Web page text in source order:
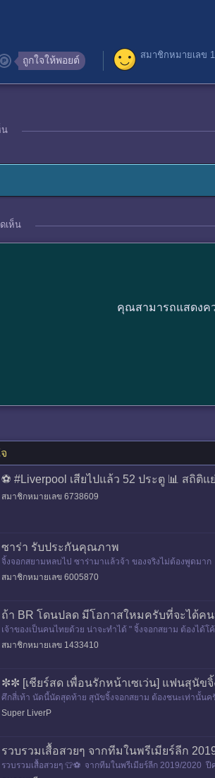
ถูกใจให้พอยต์ สมาชิกหมายเลข
น
เห็น
คุณสามารถแสดงค
⚽ #Liverpool เสียไปแล้ว 52 ประตู 📊 สถิ
สมาชิกหมายเลข 6738609
ซาร่า รับประกันคุณภาพ
จิ้งจอกสยามหลบไป ซาร่ามาแล้วจ้า ของจริงไม่ต้องพูดมาก
สมาชิกหมายเลข 6005870
ถ้า BR โดนปลด มีโอกาสใหมครับที่จะได้ค
เจ้าของเป็นคนไทยด้วย น่าจะทําได้ " จิ้งจอกสยาม ต้องได้โ
สมาชิกหมายเลข 1433410
✼✼ [เชียร์สด เพื่อนรักหน้าเซเว่น] แฟนสุนั
ศึกสี่เท้า นัดนี้นัดสุดท้าย สุนัขจิ้งจอกสยาม ต้องชนะเท่านั้นค
Super LiverP
รวบรวมเสื้อสวยๆ จากทีมในพรีเมียร์​ลีก​
รวบรวมเสื้อสวยๆ 👕⚽ จากทีมในพรีเมียร์​ลีก 2019​/2020​